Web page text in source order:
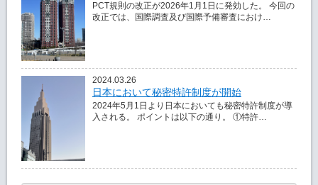
PCT規則の改正が2026年1月1日に発効した。 今回の
改正では、国際調査及び国際予備審査におけ…
2024.03.26
日本において秘密特許制度が開始
2024年5月1日より日本においても秘密特許制度が導
入される。 ポイントは以下の通り。 ①特許…